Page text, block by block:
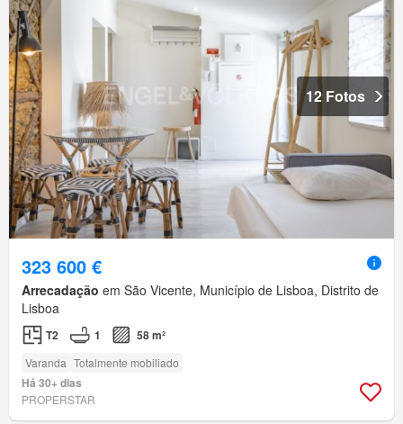
12 Fotos
323 600 €
Arrecadação em São Vicente, Município de Lisboa, Distrito de
Lisboa
T2 1 58 m²
Varanda Totalmente mobiliado
Há 30+ dias
PROPERSTAR